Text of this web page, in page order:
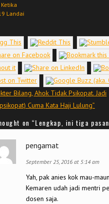
Landai
Bilang, Ahok Tidak Psikopat. Jadi
Cuma Kata Haji Lulung”
on “Lengkap, ini tiga
pengamat
September 25, 2016 at 5:14 am
Yah, pak anies kok mau-
Kemaren udah jadi mentri
dosen saja.